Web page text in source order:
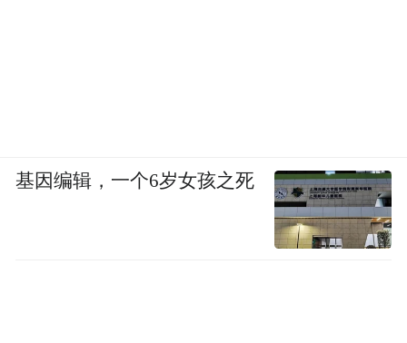
基因编辑，一个6岁女孩之死